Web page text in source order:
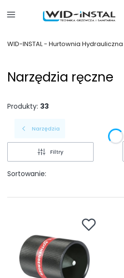
WID-INSTAL - Hurtownia
Narzędzia ręczne
Produkty: 33
Narzędzia
Filtry
Sortowanie: